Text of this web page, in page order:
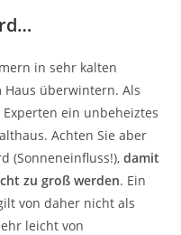
in sehr kalten
Haus überwintern. Als
ein unbeheiztes
Achten Sie aber
(Sonneneinfluss!),damit
zu groß werden. Ein
von daher nicht als
leicht von